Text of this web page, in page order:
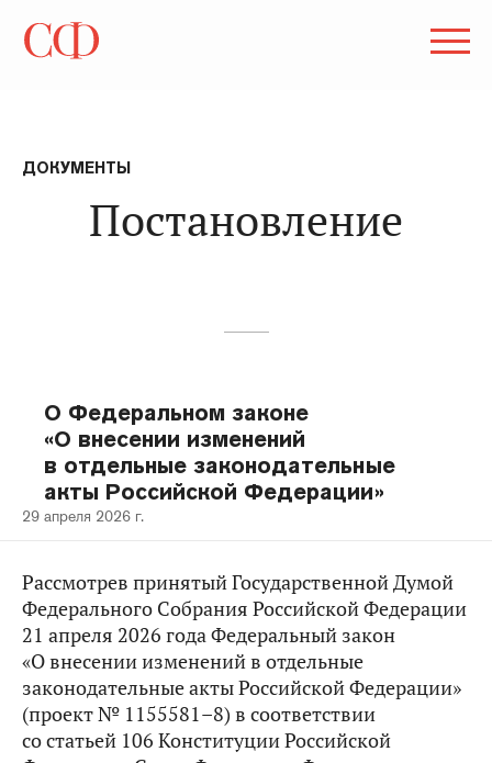
ДОКУМЕНТЫ
Постановление
О Федеральном законе
«О внесении изменений
в отдельные законодательные
акты Российской Федерации»
29 апреля 2026 г.
Рассмотрев принятый Государственной Думой
Федерального Собрания Российской Федерации
21 апреля 2026 года Федеральный закон
«О внесении изменений в отдельные
законодательные акты Российской Федерации»
(проект № 1155581–8) в соответствии
со статьей 106 Конституции Российской